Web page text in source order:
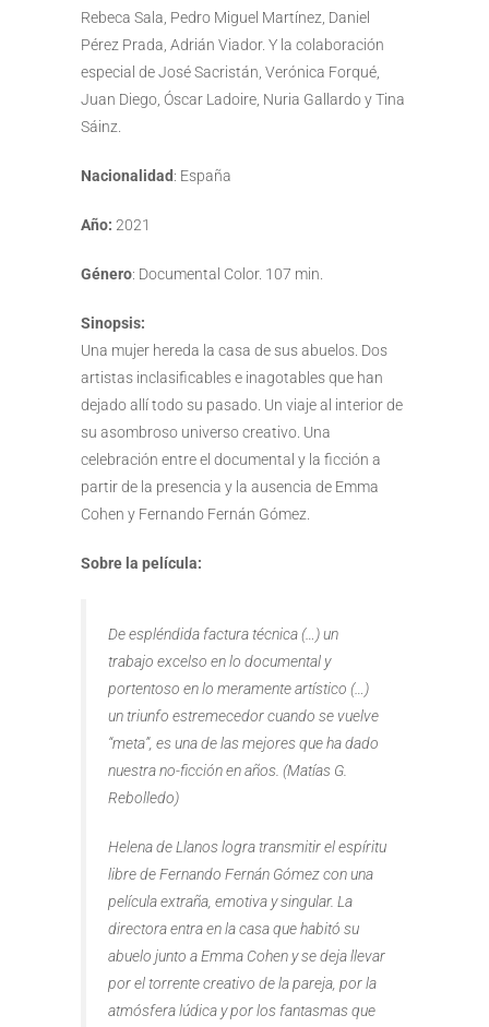
Rebeca Sala, Pedro Miguel Martínez, Daniel
Pérez Prada, Adrián Viador. Y la colaboración
especial de José Sacristán, Verónica Forqué,
Juan Diego, Óscar Ladoire, Nuria Gallardo y Tina
Sáinz.
Nacionalidad : España
Año: 2021
Género: Documental Color. 107 min.
Sinopsis:
Una mujer hereda la casa de sus abuelos. Dos
artistas inclasificables e inagotables que han
dejado allí todo su pasado. Un viaje al interior de
su asombroso universo creativo. Una
celebración entre el documental y la ficción a
partir de la presencia y la ausencia de Emma
Cohen y Fernando Fernán Gómez.
Sobre la película:
De espléndida factura técnica (…) un
trabajo excelso en lo documental y
portentoso en lo meramente artístico (…)
un triunfo estremecedor cuando se vuelve
“meta”, es una de las mejores que ha dado
nuestra no-ficción en años. (Matías G.
Rebolledo)
Helena de Llanos logra transmitir el espíritu
libre de Fernando Fernán Gómez con una
película extraña, emotiva y singular. La
directora entra en la casa que habitó su
abuelo junto a Emma Cohen y se deja llevar
por el torrente creativo de la pareja, por la
atmósfera lúdica y por los fantasmas que